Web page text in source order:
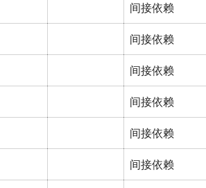
间接依赖
间接依赖
间接依赖
间接依赖
间接依赖
间接依赖